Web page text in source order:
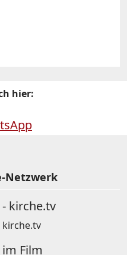
hier:
Netzwerk
kirche.tv